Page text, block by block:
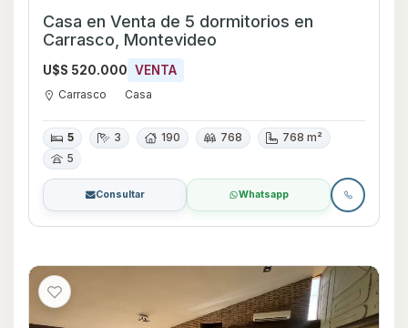
Casa en Venta de 5 dormitorios en
Carrasco, Montevideo
U$S 520.000 VENTA
Carrasco Casa
5 3 190 768
768 m²
5
Consultar Whatsapp